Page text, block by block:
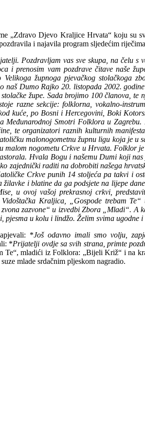
„Zdravo Djevo Kraljice Hrvata“ koju su
i najavila program sljedećim
Pozdravljam vas sve skupa, na čelu
i prenosim vam pozdrave čitave naše
župnoga pjevačkog stolačkoga
naš Dumo Rajko 20. listopada 2002.
župe. Sada brojimo 100 članova, te
razne sekcije: folklorna, vokalno-
kuće, po Bosni i Hercegovini, Boki
Međunarodnoj Smotri Folklora u
te organizatori raznih kulturnih
malonogometnu župnu ligu koja je u
malom nogometu Crkve u Hrvata. Folklor
Hvala Bogu i našemu Dumi koji
zajednički raditi na dobrobiti našega
Crkve punih 14 stoljeća pa takvi i
i blatine da ga podsjete na lijepe
u ovoj vašoj prekrasnoj crkvi,
Kraljica, „Gospode trebam
zazvone“ u izvedbi Zbora „Mladi“.
pjesma u kolu i lindžo. Želim svima
*Još odavno imali smo volju,
*Prijatelji ovdje sa svih strana, primte
Te“, mladići iz Folklora: „Bijeli Križ“ i na
mlade srdačnim pljeskom nagradio.